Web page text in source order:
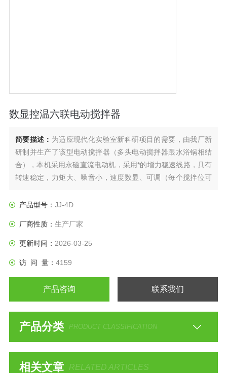
数显控温六联电动搅拌器
简要描述： 为适应现代化实验室新科研项目的需要，由我厂新
研制并生产了该型电动搅拌器（多头电动搅拌器跟水浴锅相结
合），本机采用永磁直流电动机，采用*的增力稳速线路，具有
转速稳定，力矩大、噪音小，速度数显、可调（每个搅拌位可
（水浴锅可根据操作升降或位移），深受广大用户喜爱。
产品型号： JJ-4D
厂商性质： 生产厂家
更新时间： 2026-03-25
访 问 量： 4159
产品咨询 联系我们
产品分类 PRODUCT CLASSIFICATION
相关文章 RELATED ARTICLES